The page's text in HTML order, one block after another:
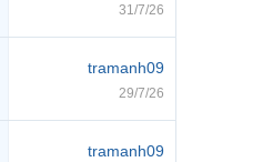
31/7/26
tramanh09
29/7/26
tramanh09